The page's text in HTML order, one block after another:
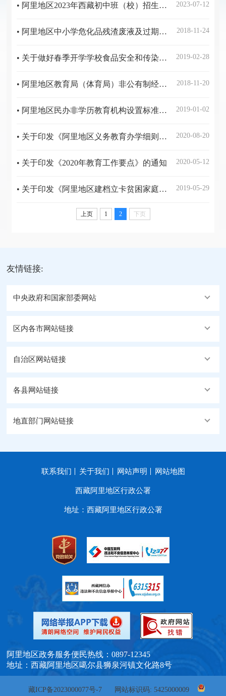
2023-07-12
• 阿里地区2023年西藏初中班（校）招生政审体检最低控制分数线公示
2018-11-24
• 阿里地区中小学危化品残渣废液及过期药品处置工作方案
2019-02-28
• 关于做好春季开学学校食品安全和传染病防控工作的通知
2018-11-20
• 阿里地区教育局（体育局）非公有制经济2018年工作总结及2019年工作计划
2019-01-02
• 阿里地区民办非学历教育机构设置标准和审批办法（试行）
2020-08-20
• 关于印发《阿里地区义务教育办学细则（试行）》的通知
2020-05-12
• 关于印发《2020年教育工作要点》的通知
2019-05-29
• 关于印发《阿里地区建档立卡贫困家庭子女接受高等教育实施免费教育补助政策管理办法》的通知
上页 1 2 下页
友情链接:
中央政府和国家部委网站
区内各市网站链接
自治区网站链接
各县网站链接
地直部门网站链接
联系我们 关于我们 网站声明 网站地图
西藏阿里地区行政公署
地址：西藏阿里地区行政公署
阿里地区政务服务便民热线：0897-12345
地址：西藏阿里地区噶尔县狮泉河镇文化路8号
藏ICP备2023000077号-7 网站标识码: 5425000009